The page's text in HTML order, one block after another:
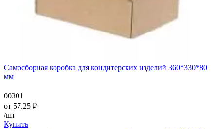
Самосборная коробка для кондитерских изделий 360*330*80
мм
00301
от 57.25 ₽
/шт
Купить